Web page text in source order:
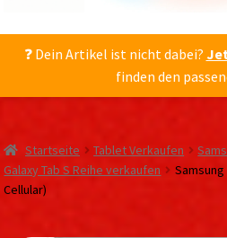
Mein Konto
Gebrauchte Elektronik verkaufen
💰 Bonusprogramm
❓ Dein Artikel ist nicht dabei?
finden den
Startseite Tablet Verkaufen
Galaxy Tab S Reihe verkaufen
Samsung
Cellular)